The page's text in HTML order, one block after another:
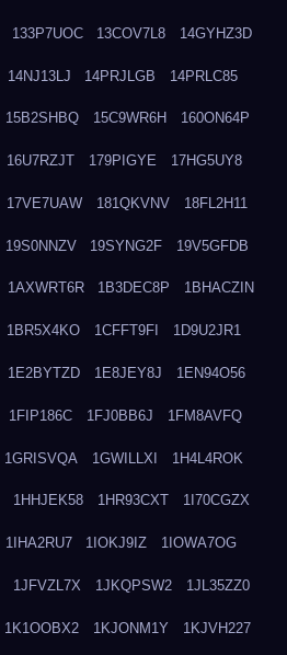
133P7UOC 13COV7L8 14GYHZ3D
14NJ13LJ 14PRJLGB 14PRLC85
15B2SHBQ 15C9WR6H 160ON64P
16U7RZJT 179PIGYE 17HG5UY8
17VE7UAW 181QKVNV 18FL2H11
19S0NNZV 19SYNG2F 19V5GFDB
1AXWRT6R 1B3DEC8P 1BHACZIN
1BR5X4KO 1CFFT9FI 1D9U2JR1
1E2BYTZD 1E8JEY8J 1EN94O56
1FIP186C 1FJ0BB6J 1FM8AVFQ
1GRISVQA 1GWILLXI 1H4L4ROK
1HHJEK58 1HR93CXT 1I70CGZX
1IHA2RU7 1IOKJ9IZ 1IOWA7OG
1JFVZL7X 1JKQPSW2 1JL35ZZ0
1K1OOBX2 1KJONM1Y 1KJVH227